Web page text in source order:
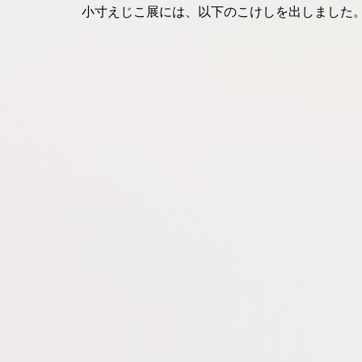
小寸えじこ展には、以下のこけしを出しました